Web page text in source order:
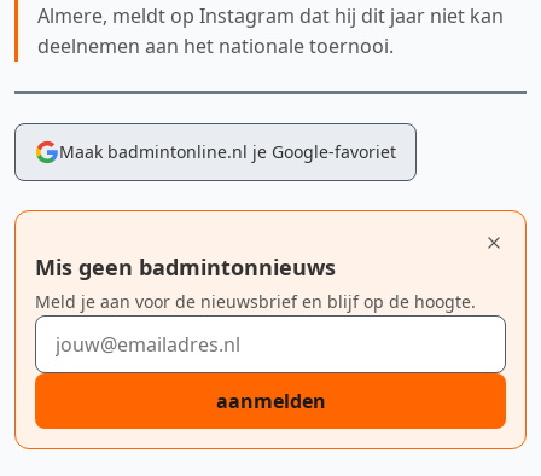
Almere, meldt op Instagram dat hij dit jaar niet kan
deelnemen aan het nationale toernooi.
Maak badmintonline.nl je Google-favoriet
Mis geen badmintonnieuws
Meld je aan voor de nieuwsbrief en blijf op de hoogte.
E-mailadres
aanmelden